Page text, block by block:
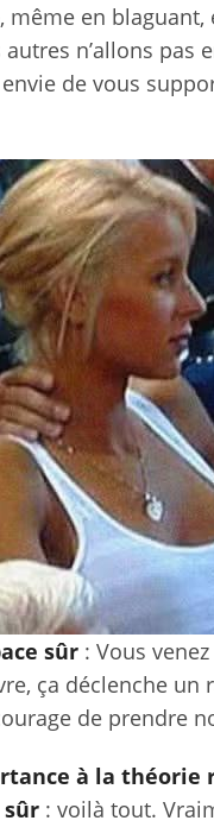
même en
n’allons pas
de vous
sûr : Vous
ça déclenche
de prendre
à la
: voilà tout.